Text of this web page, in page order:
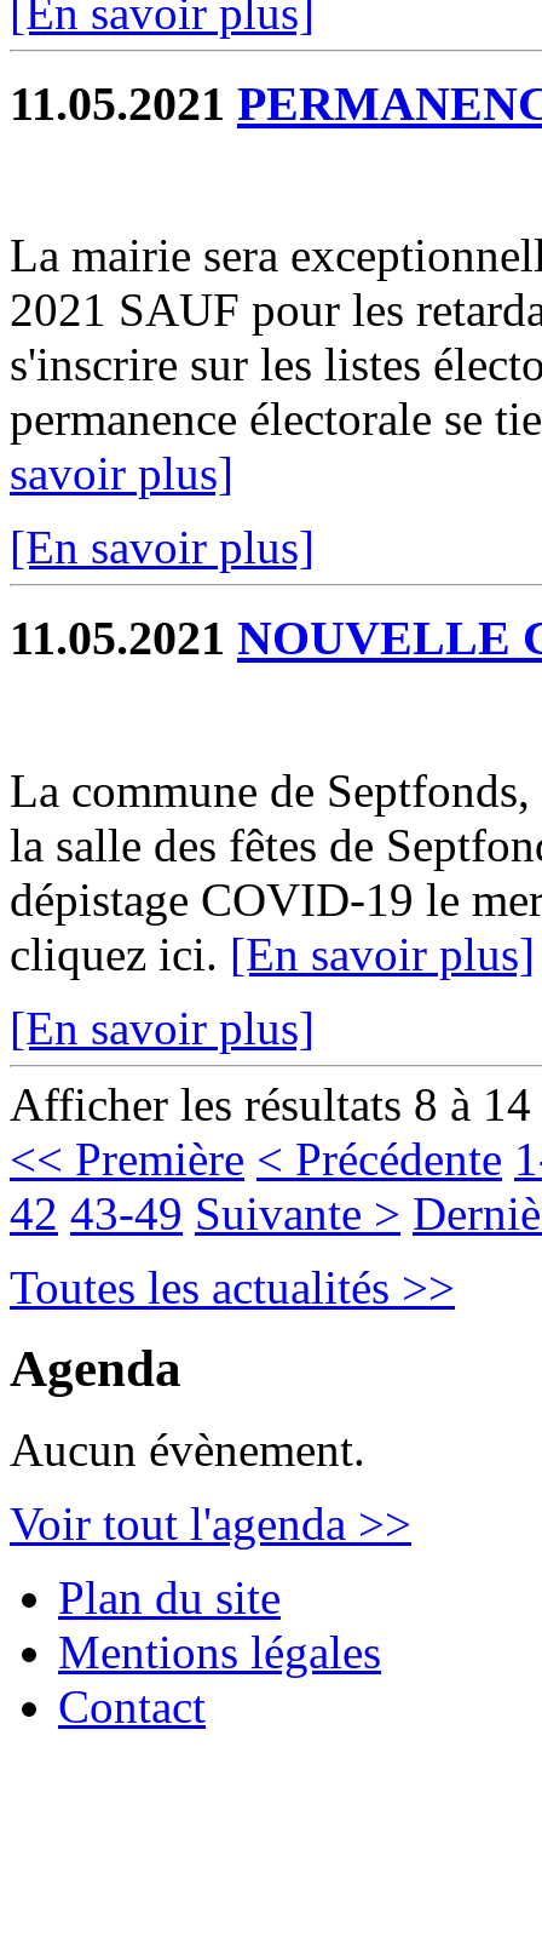
[En savoir plus]
11.05.2021
La mairie sera
2021 SAUF pour les
s'inscrire sur les listes
permanence électorale se
savoir plus]
[En savoir plus]
11.05.2021 NOUVELLE
La commune de
la salle des fêtes de
dépistage COVID-19 le
cliquez ici. [En savoir plus]
[En savoir plus]
Afficher les résultats 8 à
<< Première < Précédente
42 43-49 Suivante >
Toutes les actualités >>
Agenda
Aucun évènement.
Voir tout l'agenda >>
Plan du site
Mentions légales
Contact